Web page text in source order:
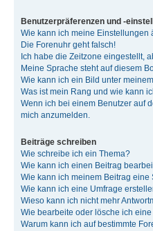
Benutzerpräferenzen und -
Wie kann ich meine Einstellungen
Die Forenuhr geht falsch!
Ich habe die Zeitzone eingestellt,
Meine Sprache steht auf diesem
Wie kann ich ein Bild unter
Was ist mein Rang und wie kann
Wenn ich bei einem Benutzer auf
mich anzumelden.
Beiträge schreiben
Wie schreibe ich ein Thema?
Wie kann ich einen Beitrag
Wie kann ich meinem Beitrag eine
Wie kann ich eine Umfrage
Wieso kann ich nicht mehr
Wie bearbeite oder lösche ich
Warum kann ich auf bestimmte